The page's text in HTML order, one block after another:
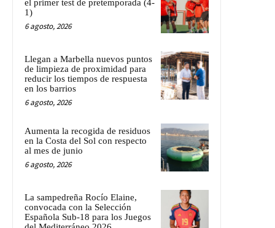
el primer test de pretemporada (4-
1)
6 agosto, 2026
Llegan a Marbella nuevos puntos
de limpieza de proximidad para
reducir los tiempos de respuesta
en los barrios
6 agosto, 2026
Aumenta la recogida de residuos
en la Costa del Sol con respecto
al mes de junio
6 agosto, 2026
La sampedreña Rocío Elaine,
convocada con la Selección
Española Sub-18 para los Juegos